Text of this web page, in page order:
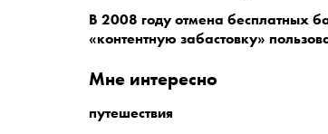
В 2008 году отмена бесплатных
«контентную забастовку»
мне интересно
путешествия